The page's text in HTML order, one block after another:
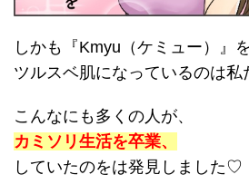
しかも『Kmyu（ケミュー）』
ツルスベ肌になっているのは私
こんなにも多くの人が、
カミソリ生活を卒業、
していたのをは発見しました♡